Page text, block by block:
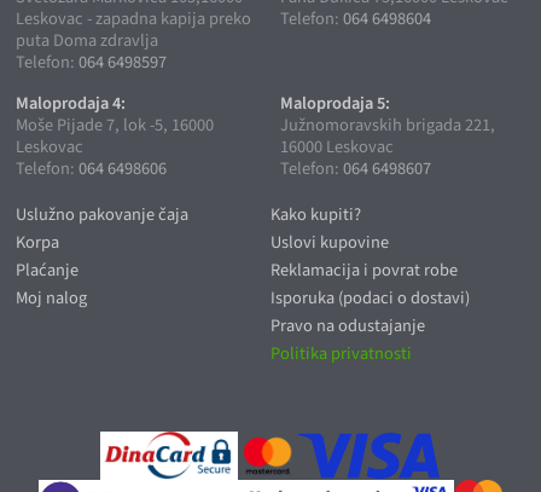
Leskovac - zapadna kapija preko
puta Doma zdravlja
Telefon:064 6498597
Telefon:064 6498604
Maloprodaja 4:
Moše Pijade 7, lok -5, 16000
Leskovac
Telefon:064 6498606
Maloprodaja 5:
Južnomoravskih brigada 221,
16000 Leskovac
Telefon:064 6498607
Uslužno pakovanje čaja
Korpa
Plaćanje
Moj nalog
Kako kupiti?
Uslovi kupovine
Reklamacija i povrat robe
Isporuka (podaci o dostavi)
Pravo na odustajanje
Politika privatnosti